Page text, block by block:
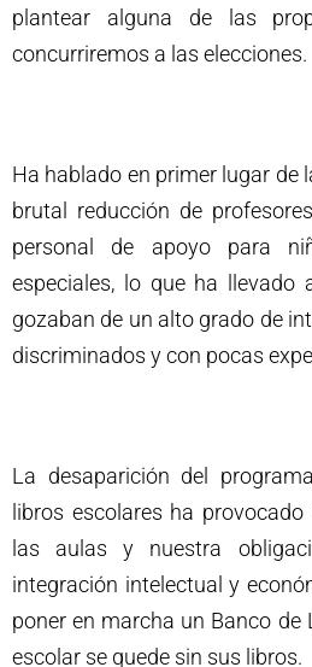
plantear alguna de las
concurriremos a las elecciones.
Ha hablado en primer lugar de
brutal reducción de
personal de apoyo para
especiales, lo que ha llevado
gozaban de un alto grado de
discriminados y con pocas
La desaparición del
libros escolares ha
las aulas y nuestra
integración intelectual y
poner en marcha un Banco de
escolar se quede sin sus libros.